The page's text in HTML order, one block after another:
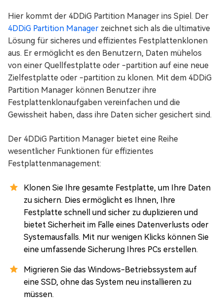
Hier kommt der 4DDiG Partition Manager ins Spiel. Der
4DDiG Partition Manager zeichnet sich als die ultimative
Lösung für sicheres und effizientes Festplattenklonen
aus. Er ermöglicht es den Benutzern, Daten mühelos
von einer Quellfestplatte oder -partition auf eine neue
Zielfestplatte oder -partition zu klonen. Mit dem 4DDiG
Partition Manager können Benutzer ihre
Festplattenklonaufgaben vereinfachen und die
Gewissheit haben, dass ihre Daten sicher gesichert sind.
Der 4DDiG Partition Manager bietet eine Reihe
wesentlicher Funktionen für effizientes
Festplattenmanagement:
Klonen Sie Ihre gesamte Festplatte, um Ihre Daten
zu sichern. Dies ermöglicht es Ihnen, Ihre
Festplatte schnell und sicher zu duplizieren und
bietet Sicherheit im Falle eines Datenverlusts oder
Systemausfalls. Mit nur wenigen Klicks können Sie
eine umfassende Sicherung Ihres PCs erstellen.
Migrieren Sie das Windows-Betriebssystem auf
eine SSD, ohne das System neu installieren zu
müssen.